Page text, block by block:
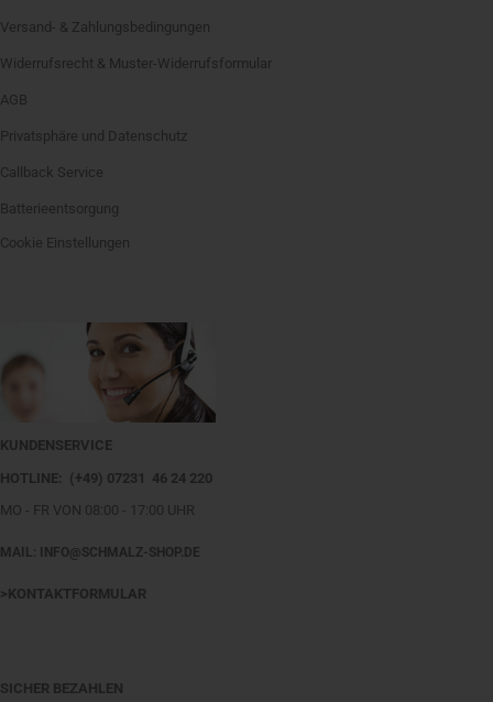
Versand- & Zahlungsbedingungen
Widerrufsrecht & Muster-Widerrufsformular
AGB
Privatsphäre und Datenschutz
Callback Service
Batterieentsorgung
Cookie Einstellungen
KUNDENSERVICE
HOTLINE: (+49) 07231 46 24 220
MO - FR VON 08:00 - 17:00 UHR
MAIL: INFO@SCHMALZ-SHOP.DE
>KONTAKTFORMULAR
SICHER BEZAHLEN